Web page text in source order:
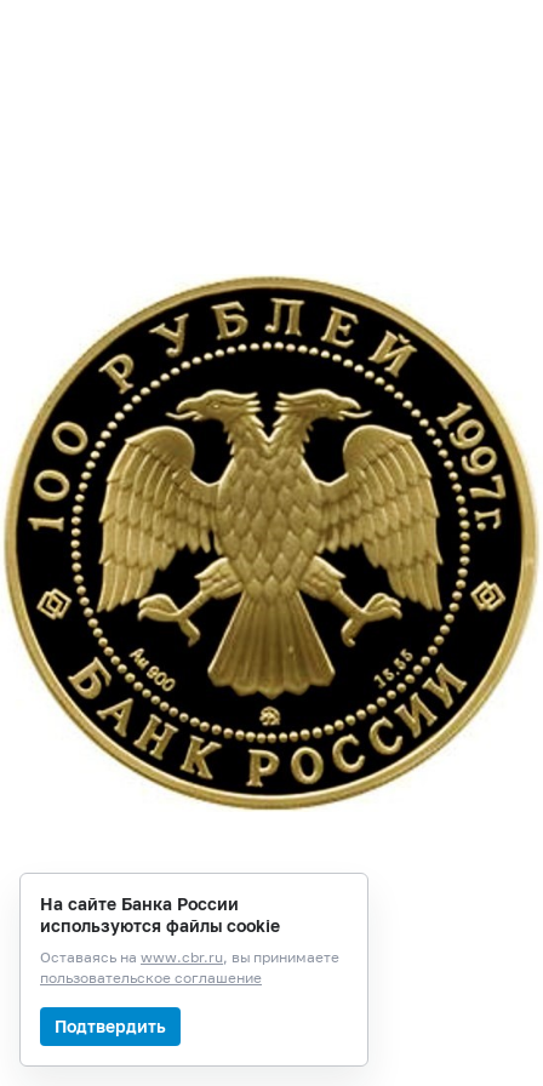
На сайте Банка России
используются файлы cookie
Оставаясь на www.cbr.ru, вы принимаете
пользовательское соглашение
Подтвердить